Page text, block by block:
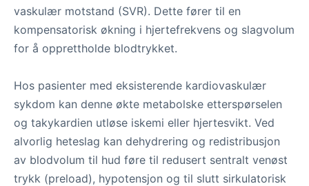
vaskulær motstand (SVR). Dette fører til en
kompensatorisk økning i hjertefrekvens og slagvolum
for å opprettholde blodtrykket.
Hos pasienter med eksisterende kardiovaskulær
sykdom kan denne økte metabolske etterspørselen
og takykardien utløse iskemi eller hjertesvikt. Ved
alvorlig heteslag kan dehydrering og redistribusjon
av blodvolum til hud føre til redusert sentralt venøst
trykk (preload), hypotensjon og til slutt sirkulatorisk